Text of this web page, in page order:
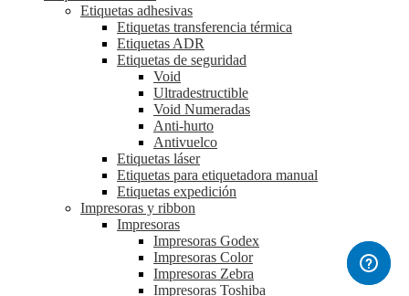
Etiquetas adhesivas
Etiquetas transferencia térmica
Etiquetas ADR
Etiquetas de seguridad
Void
Ultradestructible
Void Numeradas
Anti-hurto
Antivuelco
Etiquetas láser
Etiquetas para etiquetadora manual
Etiquetas expedición
Impresoras y ribbon
Impresoras
Impresoras Godex
Impresoras Color
Impresoras Zebra
Impresoras Toshiba